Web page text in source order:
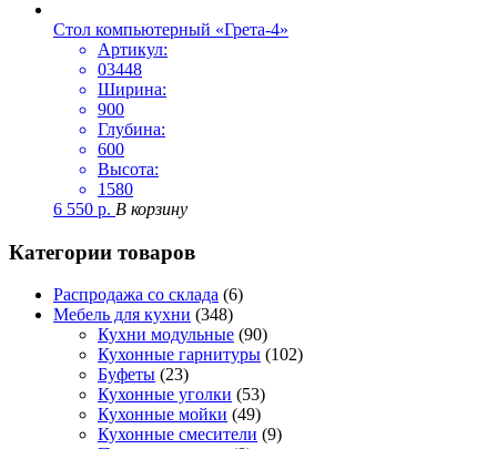
Стол компьютерный «Грета-4»
Артикул:
03448
Ширина:
900
Глубина:
600
Высота:
1580
6 550 р. В корзину
Категории товаров
Распродажа со склада (6)
Мебель для кухни (348)
Кухни модульные (90)
Кухонные гарнитуры (102)
Буфеты (23)
Кухонные уголки (53)
Кухонные мойки (49)
Кухонные смесители (9)